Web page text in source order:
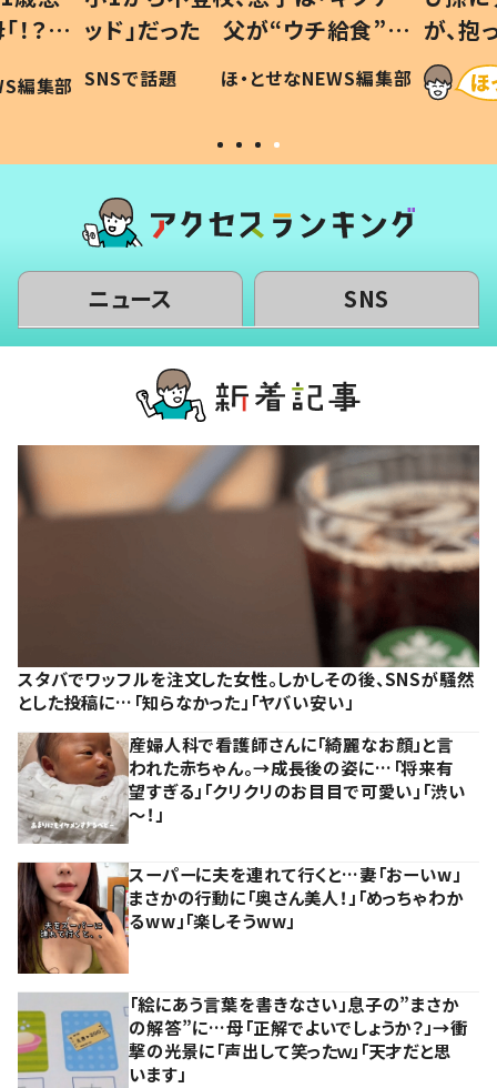
？」
編集部
ッド」だった 父が“ウチ給食”を
作り続ける理由とは #令和の親
#令和の子
SNSで話題 ほ・とせなNEWS編集部
が、
「涙が
い」
ニュース SNS
スタバでワッフルを注文した女性。しかしその後、SNSが騒然
とした投稿に…「知らなかった」「ヤバい安い」
産婦人科で看護師さんに「綺麗なお顔」と言
われた赤ちゃん。→成長後の姿に…「将来有
望すぎる」「クリクリのお目目で可愛い」「渋い
～！」
スーパーに夫を連れて行くと…妻「おーいw」
まさかの行動に「奥さん美人！」「めっちゃわか
るww」「楽しそうww」
「絵にあう言葉を書きなさい」息子の”まさか
の解答”に…母「正解でよいでしょうか？」→衝
撃の光景に「声出して笑ったｗ」「天才だと思
います」